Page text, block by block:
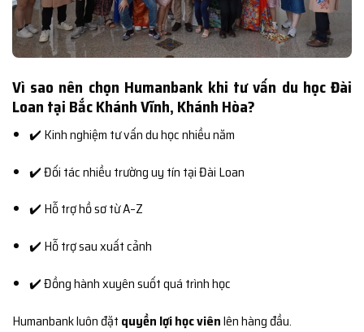
Vì sao nên chọn Humanbank khi tư vấn du học Đài
Loan tại Bắc Khánh Vĩnh, Khánh Hòa?
✔️ Kinh nghiệm tư vấn du học nhiều năm
✔️ Đối tác nhiều trường uy tín tại Đài Loan
✔️ Hỗ trợ hồ sơ từ A–Z
✔️ Hỗ trợ sau xuất cảnh
✔️ Đồng hành xuyên suốt quá trình học
Humanbank luôn đặt quyền lợi học viênlên hàng đầu.